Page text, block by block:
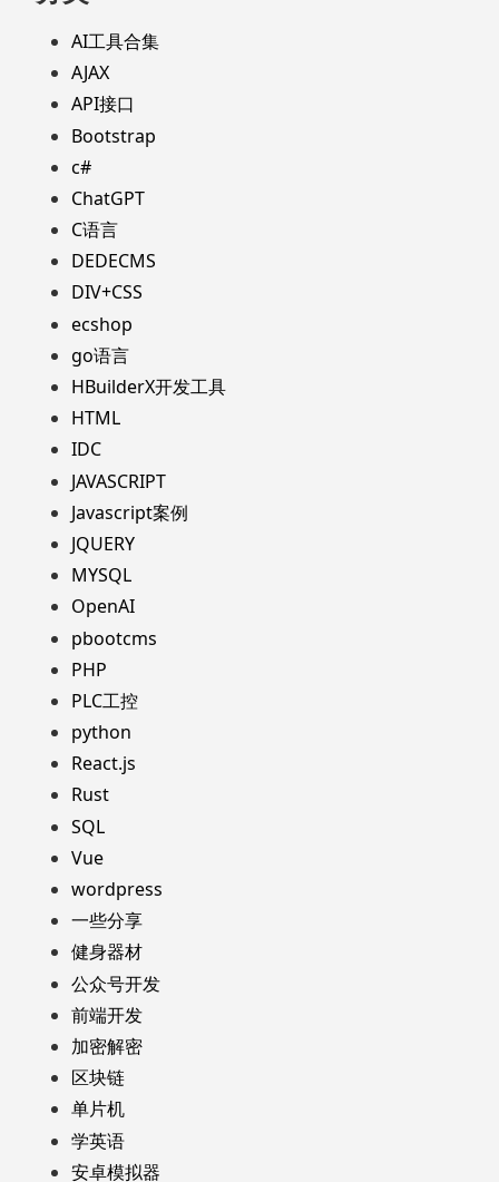
AI工具合集
AJAX
API接口
Bootstrap
c#
ChatGPT
C语言
DEDECMS
DIV+CSS
ecshop
go语言
HBuilderX开发工具
HTML
IDC
JAVASCRIPT
Javascript案例
JQUERY
MYSQL
OpenAI
pbootcms
PHP
PLC工控
python
React.js
Rust
SQL
Vue
wordpress
一些分享
健身器材
公众号开发
前端开发
加密解密
区块链
单片机
学英语
安卓模拟器